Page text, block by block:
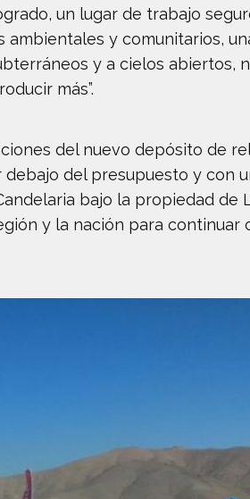
un lugar de trabajo
y comunitarios,
y a cielos abiertos,
más”.
del nuevo depósito de
del presupuesto y con
bajo la propiedad de
y la nación para continuar